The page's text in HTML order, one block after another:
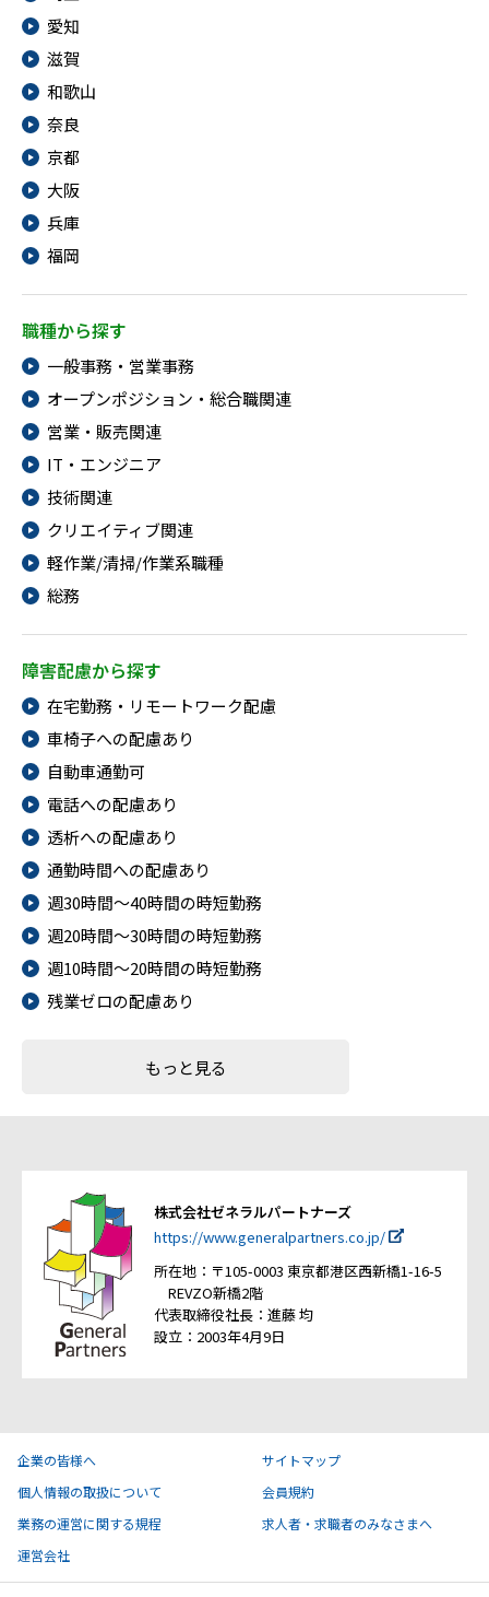
愛知
滋賀
和歌山
奈良
京都
大阪
兵庫
福岡
職種から探す
一般事務・営業事務
オープンポジション・総合職関連
営業・販売関連
IT・エンジニア
技術関連
クリエイティブ関連
軽作業/清掃/作業系職種
総務
障害配慮から探す
在宅勤務・リモートワーク配慮
車椅子への配慮あり
自動車通勤可
電話への配慮あり
透析への配慮あり
通勤時間への配慮あり
週30時間～40時間の時短勤務
週20時間～30時間の時短勤務
週10時間～20時間の時短勤務
残業ゼロの配慮あり
もっと見る
株式会社ゼネラルパートナーズ
https://www.generalpartners.co.jp/
所在地：〒105-0003 東京都港区西新橋1-16-5
REVZO新橋2階
代表取締役社長：進藤 均
設立：2003年4月9日
企業の皆様へ
サイトマップ
個人情報の取扱について
会員規約
業務の運営に関する規程
求人者・求職者のみなさまへ
運営会社